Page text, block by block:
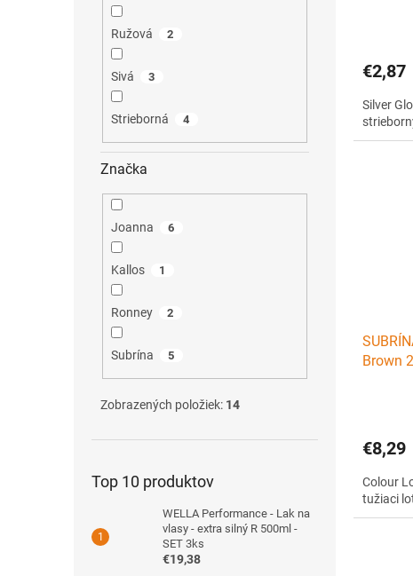
Ružová 2
Sivá 3
Strieborná 4
Značka
Joanna 6
Kallos 1
Ronney 2
Subrína 5
Zobrazených položiek: 14
Top 10 produktov
WELLA Performance - Lak na
vlasy - extra silný R 500ml -
SET 3ks
€19,38
€2,87
Silver
Brown
€8,29
Colour
tužiaci